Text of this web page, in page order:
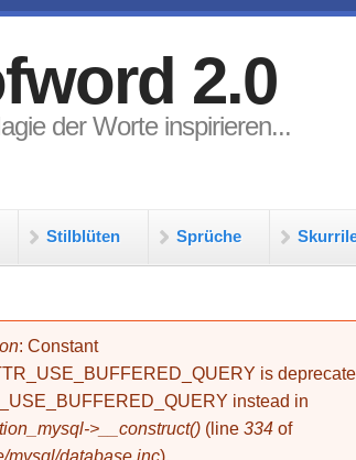
2.0
der Worte inspirieren...
Stilblüten Sprüche
: Constant
is
instead in
>__construct() (line 334 of
mysql/database.inc).